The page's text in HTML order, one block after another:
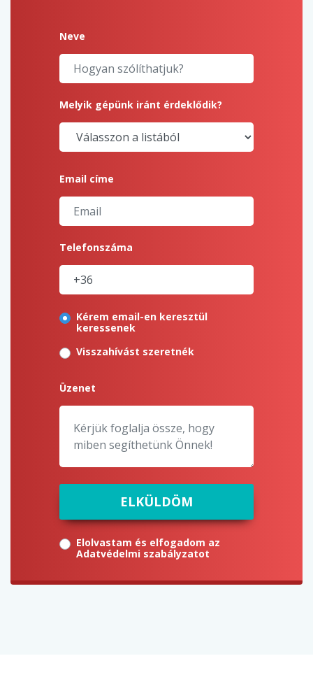
Neve
Melyik gépünk iránt érdeklődik?
Email címe
Telefonszáma
Kérem email-en keresztül
keressenek
Visszahívást szeretnék
Üzenet
ELKÜLDÖM
Elolvastam és elfogadom az
Adatvédelmi szabályzatot